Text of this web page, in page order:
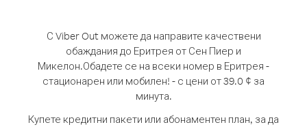
С Viber Out можете да направите качествени
обаждания до Еритрея от Сен Пиер и
Микелон.Обадете се на всеки номер в Еритрея -
стационарен или мобилен! - с цени от 39.0 ¢ за
минута.
Купете кредитни пакети или абонаментен план, за да